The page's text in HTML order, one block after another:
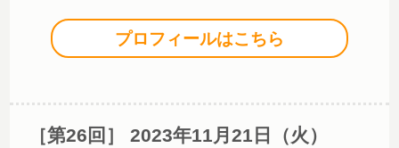
プロフィールはこちら
［第26回］ 2023年11月21日（火）